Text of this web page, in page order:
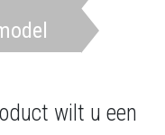
wilt u een